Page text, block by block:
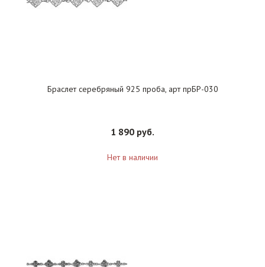
Браслет серебряный 925 проба, арт прБР-030
1 890 руб.
Нет в наличии